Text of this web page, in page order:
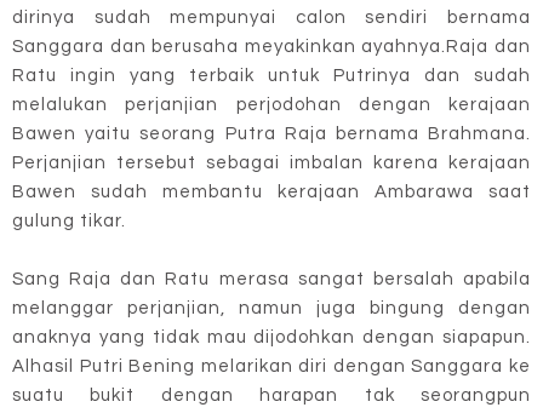
dirinya sudah mempunyai calon sendiri bernama
Sanggara dan berusaha meyakinkan ayahnya.Raja dan
Ratu ingin yang terbaik untuk Putrinya dan sudah
melalukan perjanjian perjodohan dengan kerajaan
Bawen yaitu seorang Putra Raja bernama Brahmana.
Perjanjian tersebut sebagai imbalan karena kerajaan
Bawen sudah membantu kerajaan Ambarawa saat
gulung tikar.
Sang Raja dan Ratu merasa sangat bersalah apabila
melanggar perjanjian, namun juga bingung dengan
anaknya yang tidak mau dijodohkan dengan siapapun.
Alhasil Putri Bening melarikan diri dengan Sanggara ke
suatu bukit dengan harapan tak seorangpun